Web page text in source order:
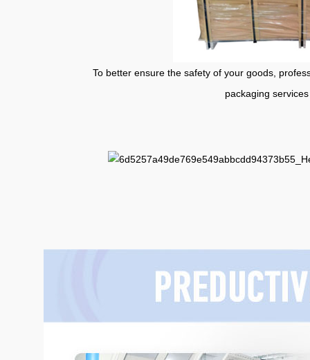
To better ensure the safety of your goods,
packaging